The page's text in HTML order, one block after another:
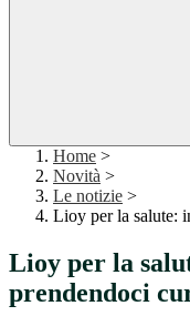
Home >
Novità >
Le notizie >
Lioy per la salute:
Lioy per la
prendendoci